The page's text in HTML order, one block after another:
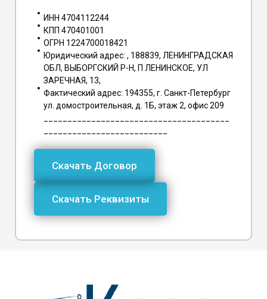
ИНН 4704112244
КПП 470401001
ОГРН 1224700018421
Юридический адрес: , 188839, ЛЕНИНГРАДСКАЯ
ОБЛ, ВЫБОРГСКИЙ Р-Н, П ЛЕНИНСКОЕ, УЛ
ЗАРЕЧНАЯ, 13,
Фактический адрес: 194355, г. Санкт-Петербург
ул. домостроительная, д. 1Б, этаж 2, офис 209
Скачать Договор
Скачать Реквизиты